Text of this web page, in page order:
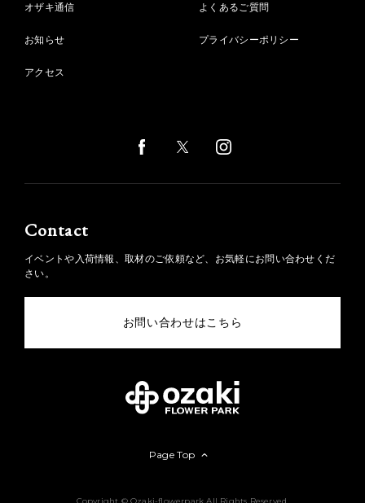
オザキ通信
お知らせ
アクセス
よくあるご質問
プライバシーポリシー
Contact
イベントや入荷情報、取材のご依頼など、お気軽にお問い合わせくだ
さい。
お問い合わせはこちら
Copyright © Ozaki-flowerpark All Rights Reserved.
Page Top